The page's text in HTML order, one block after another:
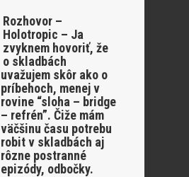
Rozhovor –
Holotropic – Ja
zvyknem hovoriť, že
o skladbách
uvažujem skôr ako o
príbehoch, menej v
rovine “sloha – bridge
– refrén”. Čiže mám
väčšinu času potrebu
robit v skladbách aj
rôzne postranné
epizódy, odbočky.